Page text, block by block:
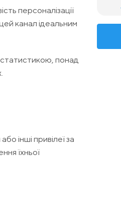
персоналізації
канал ідеальним
статистикою, понад
інші привілеї за
їхньої